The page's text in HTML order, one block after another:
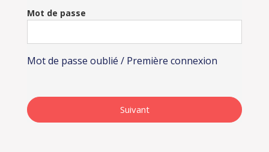
Mot de passe
Mot de passe oublié / Première connexion